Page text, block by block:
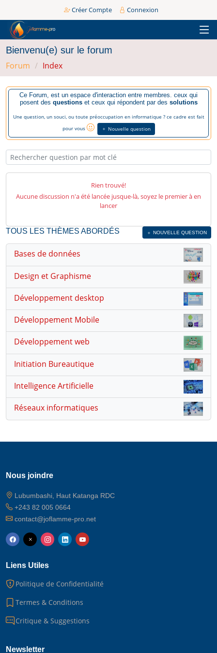
Créer Compte Connexion
Bienvenu(e) sur le forum
Forum
Index
Ce Forum, est un espace d'interaction entre membres. ceux qui
posent des questionset ceux qui répondent par des solutions
Une question, un souci, ou toute préoccupation en informatique ? ce cadre est fait
pour vous
Nouvelle question
Rien trouvé!
Aucune discussion n'a été lancée jusque-là, soyez le premier à en
lancer
TOUS LES THÈMES ABORDÉS NOUVELLE QUESTION
Bases de données
Design et Graphisme
Développement desktop
Développement Mobile
Développement web
Initiation Bureautique
Intelligence Artificielle
Réseaux informatiques
Nous joindre
Lubumbashi, Haut Katanga RDC
+243 82 005 0664
contact@joflamme-pro.net
Liens Utiles
Politique de Confidentialité
Termes & Conditions
Critique & Suggestions
Newsletter